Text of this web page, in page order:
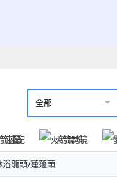
全部
速配 火箭跨境
浴龍頭/蓮蓬頭